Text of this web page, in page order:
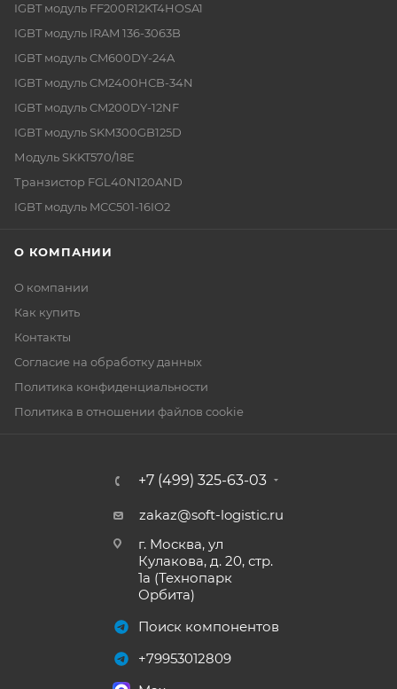
IGBT модуль FF200R12KT4HOSA1
IGBT модуль IRAM 136-3063B
IGBT модуль CM600DY-24A
IGBT модуль CM2400HCB-34N
IGBT модуль CM200DY-12NF
IGBT модуль SKM300GB125D
Модуль SKKT570/18E
Транзистор FGL40N120AND
IGBT модуль MCC501-16IO2
О КОМПАНИИ
О компании
Как купить
Контакты
Согласие на обработку данных
Политика конфиденциальности
Политика в отношении файлов cookie
+7 (499) 325-63-03
zakaz@soft-logistic.ru
г. Москва, ул
Кулакова, д. 20, стр.
1а (Технопарк
Орбита)
Поиск компонентов
+79953012809